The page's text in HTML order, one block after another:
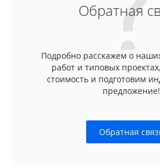
Обратная
Подробно расскажем о
работ и типовых
стоимость и подготовим
предложение!
Обратная